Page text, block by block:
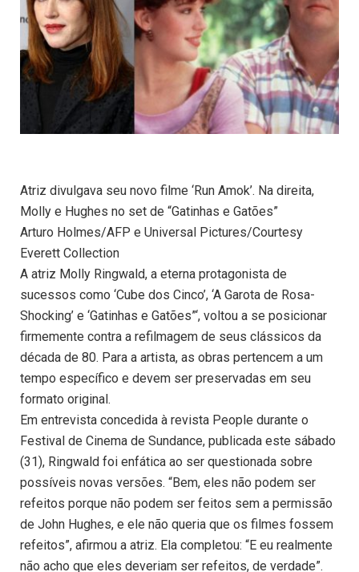
Atriz divulgava seu novo filme ‘Run Amok’. Na direita,
Molly e Hughes no set de “Gatinhas e Gatões”
Arturo Holmes/AFP e Universal Pictures/Courtesy
Everett Collection
A atriz Molly Ringwald, a eterna protagonista de
sucessos como ‘Cube dos Cinco’, ‘A Garota de Rosa-
Shocking’ e ‘Gatinhas e Gatões”‘, voltou a se posicionar
firmemente contra a refilmagem de seus clássicos da
década de 80. Para a artista, as obras pertencem a um
tempo específico e devem ser preservadas em seu
formato original.
Em entrevista concedida à revista People durante o
Festival de Cinema de Sundance, publicada este sábado
(31), Ringwald foi enfática ao ser questionada sobre
possíveis novas versões. “Bem, eles não podem ser
refeitos porque não podem ser feitos sem a permissão
de John Hughes, e ele não queria que os filmes fossem
refeitos”, afirmou a atriz. Ela completou: “E eu realmente
não acho que eles deveriam ser refeitos, de verdade”.